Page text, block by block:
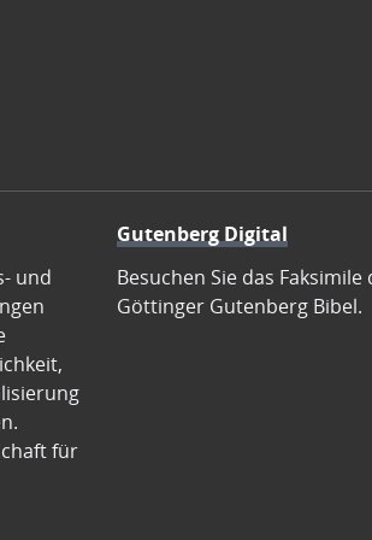
und
für
Gutenberg Digital
Besuchen Sie das Faksimile
Göttinger Gutenberg Bibel.